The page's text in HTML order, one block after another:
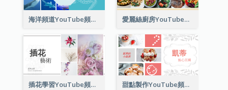
海洋頻道YouTube頻道圖片 愛麗絲廚房YouTube頻道圖片
插花學習YouTube頻道圖片 甜點製作YouTube頻道圖片